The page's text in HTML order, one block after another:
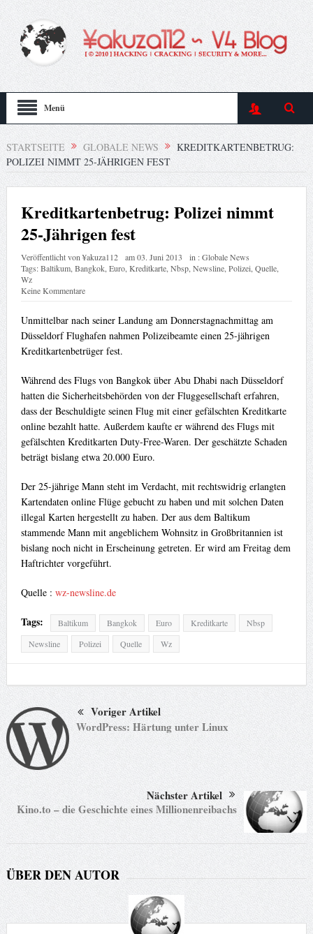
Menü
STARTSEITE GLOBALE NEWS
KREDITKARTENBETRUG:
POLIZEI NIMMT 25-JÄHRIGEN FEST
Kreditkartenbetrug: Polizei nimmt
25-Jährigen fest
Veröffentlicht von¥akuza112 am03. Juni 2013 in :Globale News
Tags:Baltikum, Bangkok, Euro, Kreditkarte, Nbsp, Newsline, Polizei Quelle,
Wz
Keine Kommentare
Unmittelbar nach seiner Landung am Donnerstagnachmittag am
Düsseldorf Flughafen nahmen Polizeibeamte einen 25-jährigen
Kreditkartenbetrüger fest.
Während des Flugs von Bangkok über Abu Dhabi nach Düsseldorf
hatten die Sicherheitsbehörden von der Fluggesellschaft erfahren,
dass der Beschuldigte seinen Flug mit einer gefälschten Kreditkarte
online bezahlt hatte. Außerdem kaufte er während des Flugs mit
gefälschten Kreditkarten Duty-Free-Waren. Der geschätzte Schaden
beträgt bislang etwa 20.000 Euro.
Der 25-jährige Mann steht im Verdacht, mit rechtswidrig erlangten
Kartendaten online Flüge gebucht zu haben und mit solchen Daten
illegal Karten hergestellt zu haben. Der aus dem Baltikum
stammende Mann mit angeblichem Wohnsitz in Großbritannien ist
bislang noch nicht in Erscheinung getreten. Er wird am Freitag dem
Haftrichter vorgeführt.
Quelle : wz-newsline.de
Tags: Baltikum Bangkok Euro Kreditkarte
Nbsp
Newsline
Polizei Quelle Wz
Voriger Artikel
WordPress: Härtung unter Linux
Nächster Artikel
Kino.to – die Geschichte eines Millionenreibachs
ÜBER DEN AUTOR